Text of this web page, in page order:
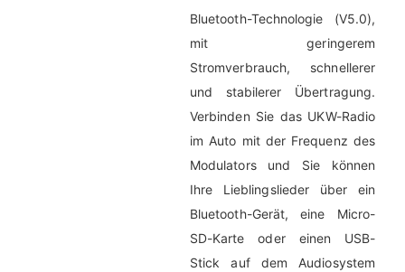
Bluetooth-Technologie (V5.0),
mit geringerem
Stromverbrauch, schnellerer
und stabilerer Übertragung.
Verbinden Sie das UKW-Radio
im Auto mit der Frequenz des
Modulators und Sie können
Ihre Lieblingslieder über ein
Bluetooth-Gerät, eine Micro-
SD-Karte oder einen USB-
Stick auf dem Audiosystem